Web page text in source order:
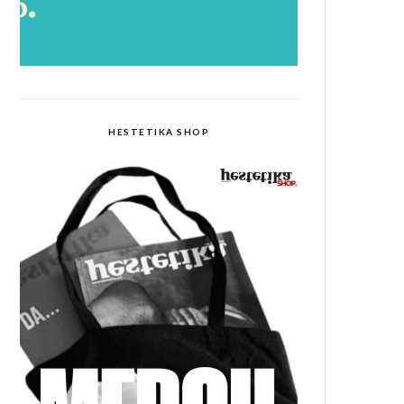
HESTETIKA SHOP